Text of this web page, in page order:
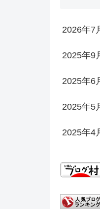
2026年7
2025年9
2025年6
2025年5
2025年4